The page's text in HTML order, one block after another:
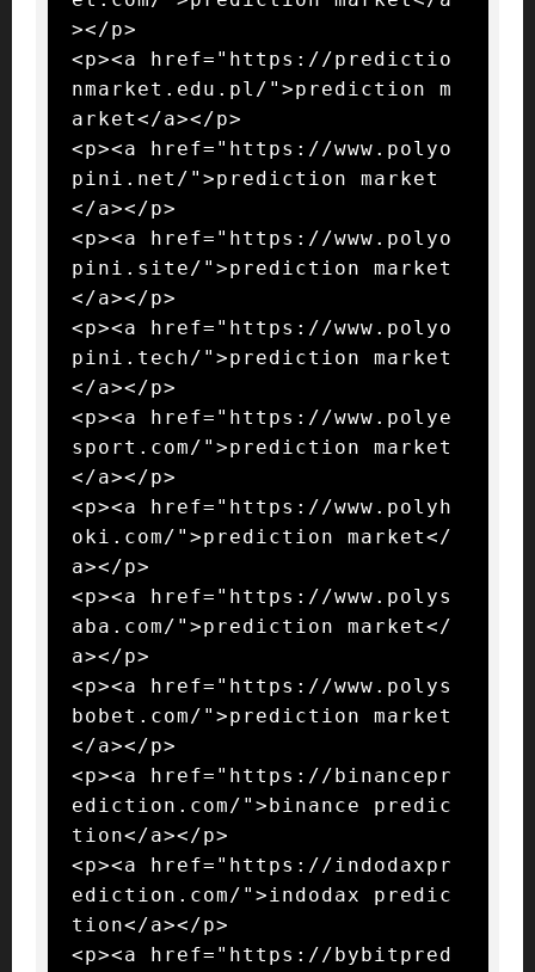
></p>
<p><a href="https://predictio
nmarket.edu.pl/">prediction m
arket</a></p>
<p><a href="https://www.polyo
pini.net/">prediction market
</a></p>
<p><a href="https://www.polyo
pini.site/">prediction market
</a></p>
<p><a href="https://www.polyo
pini.tech/">prediction market
</a></p>
<p><a href="https://www.polye
sport.com/">prediction market
</a></p>
<p><a href="https://www.polyh
oki.com/">prediction market</
a></p>
<p><a href="https://www.polys
aba.com/">prediction market</
a></p>
<p><a href="https://www.polys
bobet.com/">prediction market
</a></p>
<p><a href="https://binancepr
ediction.com/">binance predic
tion</a></p>
<p><a href="https://indodaxpr
ediction.com/">indodax predic
tion</a></p>
<p><a href="https://bybitpred